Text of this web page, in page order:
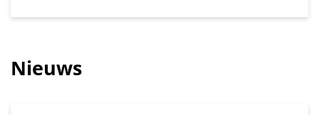
Nieuws